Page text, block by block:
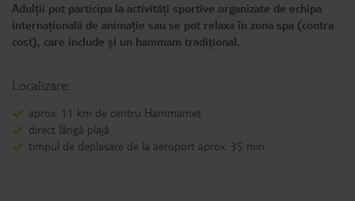
Adulții pot participa la activități sportive organizate de echipa
internațională de animație sau se pot relaxa în zona spa (contra
cost), care include și un hammam tradițional.
Localizare:
aprox. 11 km de centru Hammamet
direct lângă plajă
timpul de deplasare de la aeroport aprox. 35 min.